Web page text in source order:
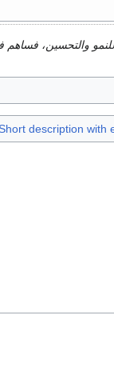
والتحسين، فساهم
description with